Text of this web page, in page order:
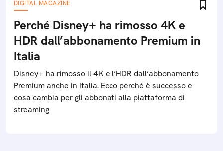
DIGITAL MAGAZINE
Perché Disney+ ha rimosso 4K e
HDR dall’abbonamento Premium in
Italia
Disney+ ha rimosso il 4K e l’HDR dall’abbonamento
Premium anche in Italia. Ecco perché è successo e
cosa cambia per gli abbonati alla piattaforma di
streaming